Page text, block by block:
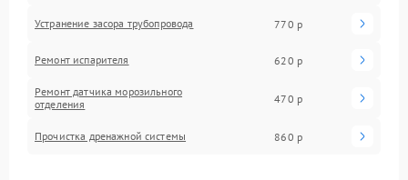
Устранение засора трубопровода 770 р
Ремонт испарителя 620 р
Ремонт датчика морозильного
отделения
470 р
Прочистка дренажной системы 860 р